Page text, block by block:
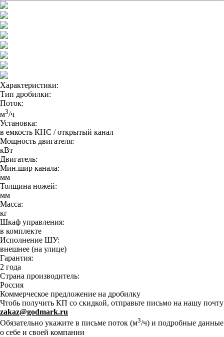
Характеристики:
Тип дробилки:
Поток:
м3/ч
Установка:
в емкость КНС / открытый канал
Мощность двигателя:
кВт
Двигатель:
Мин.шир канала:
мм
Толщина ножей:
мм
Масса:
кг
Шкаф управления:
в комплекте
Исполнение ШУ:
внешнее (на улице)
Гарантия:
2 года
Страна производитель:
Россия
Коммерческое предложение на дробилку
Чтобь получить КП со скидкой, отправьте письмо на нашу почту
zakaz@godmark.ru
Обязательно укажите в письме поток (м3/ч) и подробные данные
о себе и своей компании